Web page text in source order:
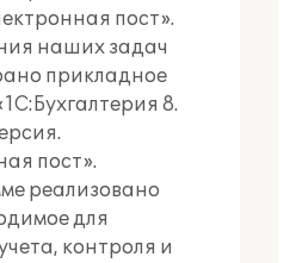
пост».
наших задач
прикладное
8.
пост».
реализовано
для
контроля и